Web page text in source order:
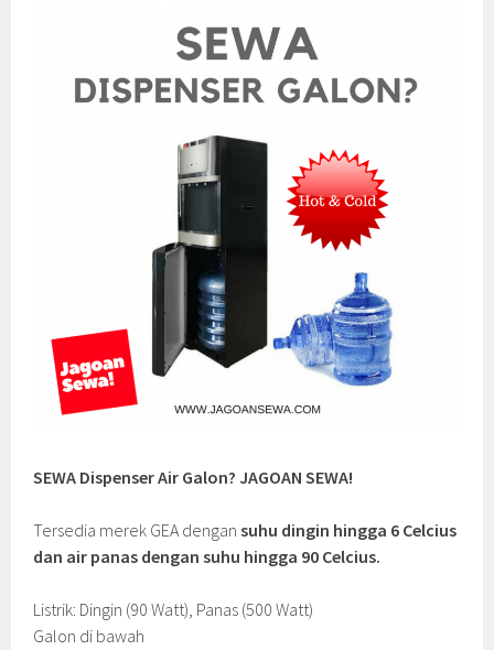
SEWA Dispenser Air Galon? JAGOAN SEWA!
Tersedia merek GEA dengansuhu dingin hingga 6 Celcius
dan air panas dengan suhu hingga 90 Celcius.
Listrik: Dingin (90 Watt), Panas (500 Watt)
Galon di bawah